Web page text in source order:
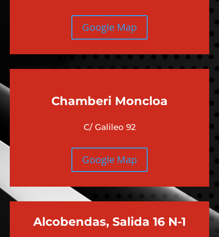
Google Map
Chamberi Moncloa
C/ Galileo 92
Google Map
Alcobendas, Salida 16 N-1